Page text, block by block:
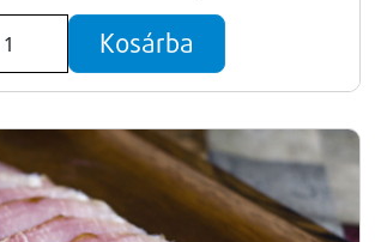
Kosárba